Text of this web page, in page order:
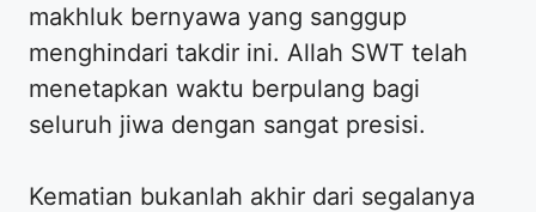
makhluk bernyawa yang sanggup
menghindari takdir ini. Allah SWT telah
menetapkan waktu berpulang bagi
seluruh jiwa dengan sangat presisi.
Kematian bukanlah akhir dari segalanya